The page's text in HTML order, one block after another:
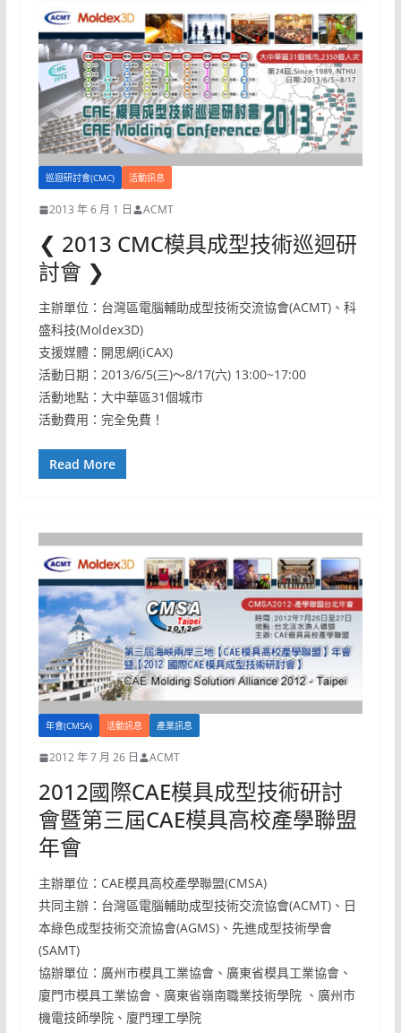
巡迴研討會(CMC) 活動訊息
2013 年 6 月 1 日 ACMT
❮ 2013 CMC模具成型技術巡迴研
討會 ❯
主辦單位：台灣區電腦輔助成型技術交流協會(ACMT)、科
盛科技(Moldex3D)
支援媒體：開思網(iCAX)
活動日期：2013/6/5(三)～8/17(六) 13:00~17:00
活動地點：大中華區31個城市
活動費用：完全免費！
Read More
年會(CMSA) 活動訊息 產業訊息
2012 年 7 月 26 日 ACMT
2012國際CAE模具成型技術研討
會暨第三屆CAE模具高校產學聯盟
年會
主辦單位：CAE模具高校產學聯盟(CMSA)
共同主辦：台灣區電腦輔助成型技術交流協會(ACMT)、日
本綠色成型技術交流協會(AGMS)、先進成型技術學會
(SAMT)
協辦單位：廣州市模具工業協會、廣東省模具工業協會、
廈門市模具工業協會、廣東省嶺南職業技術學院 、廣州市
機電技師學院、廈門理工學院